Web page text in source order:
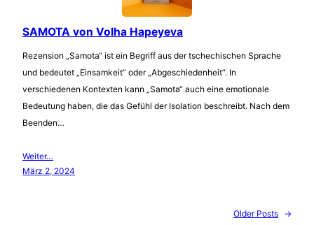
SAMOTA von Volha Hapeyeva
Rezension „Samota“ ist ein Begriff aus der tschechischen Sprache
und bedeutet „Einsamkeit“ oder „Abgeschiedenheit“. In
verschiedenen Kontexten kann „Samota“ auch eine emotionale
Bedeutung haben, die das Gefühl der Isolation beschreibt. Nach dem
Beenden…
Weiter…
März 2, 2024
Older Posts →